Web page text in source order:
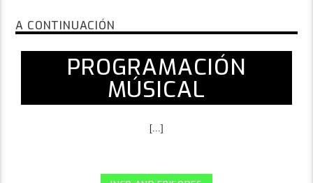
A CONTINUACIÓN
PROGRAMACIÓN
MÚSICAL
[...]